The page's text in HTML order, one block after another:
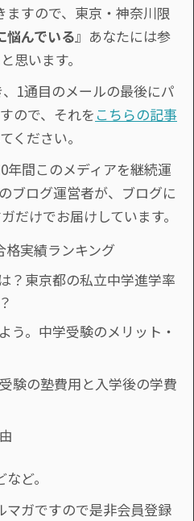
すので、東京・神奈川限
悩んでいる』あなたには参
思います。
1通目のメールの最後にパ
ので、それを こちらの記事
ください。
年間このメディアを継続運
ブログ運営者が、ブログに
だけでお届けしています。
格実績ランキング
？東京都の私立中学進学率
う。中学受験のメリット・
験の塾費用と入学後の学費
など。
マガですので是非会員登録